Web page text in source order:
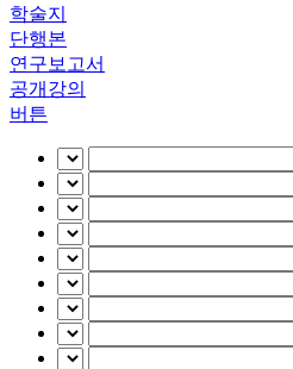
학술지
단행본
연구보고서
공개강의
버튼